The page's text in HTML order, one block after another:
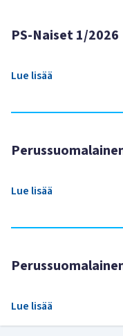
PS-Naiset 1/2026
Lue lisää
Lue lisää
Lue lisää